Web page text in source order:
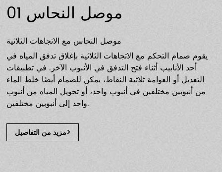
موصل النحاس 01
موصل النحاس مع الاتجاهات الثلاثية
يقوم صمام التحكم مع الاتجاهات الثلاثية بإغلاق تدفق المياه في
أحد الأنابيب أثناء فتح التدفق في الأنبوب الآخر. في تطبيقات
التعديل أو العوامة ثلاثية النقاط، يمكن للصمام أيضًا خلط الماء
من أنبوبين مختلفين في أنبوب واحد، أو تحويل المياه من أنبوب
واحد إلى أنبوبين مختلفين.
مزيد من التفاصيل>